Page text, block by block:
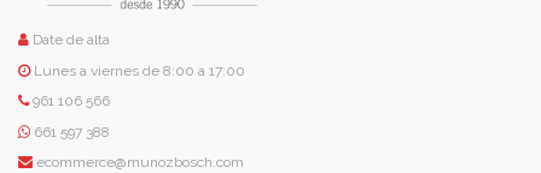
Date de alta
Lunes a viernes de 8:00 a 17:00
961 106 566
661 597 388
ecommerce@munozbosch.com